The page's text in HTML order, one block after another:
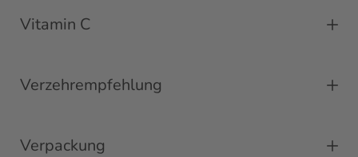
Vitamin C
Verzehrempfehlung
Verpackung